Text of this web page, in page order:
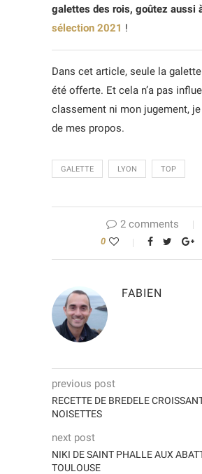
galettes des rois, goûtez aussi
sélection 2021 !
Dans cet article, seule la galette
été offerte. Et cela n’a pas
classement ni mon jugement,
de mes propos.
GALETTE LYON TOP
2 comments
0
FABIEN
previous post
RECETTE DE BREDELE
NOISETTES
next post
NIKI DE SAINT PHALLE AUX
TOULOUSE